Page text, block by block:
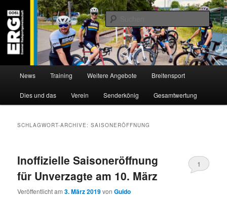
Inhalt
wechseln
sekundären
Inhalt
wechselnERG 1900 e.V
Willkommen bei der Essener Radsportgemeinschaft
News Training Weitere Angebote Breitensport
Dies und das Verein Senderkönig Gesamtwertung
SCHLAGWORT-ARCHIVE:SAISONERÖFFNUNG
Inoffizielle Saisoneröffnung
für Unverzagte am 10. März
Veröffentlicht am3. März 2019vonGuido
1